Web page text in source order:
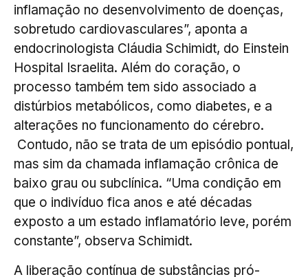
inflamação no desenvolvimento de doenças,
sobretudo cardiovasculares”, aponta a
endocrinologista Cláudia Schimidt, do Einstein
Hospital Israelita. Além do coração, o
processo também tem sido associado a
distúrbios metabólicos, como diabetes, e a
alterações no funcionamento do cérebro.
Contudo, não se trata de um episódio pontual,
mas sim da chamada inflamação crônica de
baixo grau ou subclínica. “Uma condição em
que o indivíduo fica anos e até décadas
exposto a um estado inflamatório leve, porém
constante”, observa Schimidt.
A liberação contínua de substâncias pró-